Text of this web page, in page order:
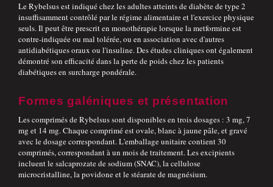
Le Rybelsus est indiqué chez les adultes atteints de diabète de type 2
insuffisamment contrôlé par le régime alimentaire et l'exercice physique
seuls. Il peut être prescrit en monothérapie lorsque la metformine est
contre-indiquée ou mal tolérée, ou en association avec d'autres
antidiabétiques oraux ou l'insuline. Des études cliniques ont également
démontré son efficacité dans la perte de poids chez les patients
diabétiques en surcharge pondérale.
Formes galéniques et présentation
Les comprimés de Rybelsus sont disponibles en trois dosages : 3 mg, 7
mg et 14 mg. Chaque comprimé est ovale, blanc à jaune pâle, et gravé
avec le dosage correspondant. L'emballage unitaire contient 30
comprimés, correspondant à un mois de traitement. Les excipients
incluent le salcaprozate de sodium (SNAC), la cellulose
microcristalline, la povidone et le stéarate de magnésium.